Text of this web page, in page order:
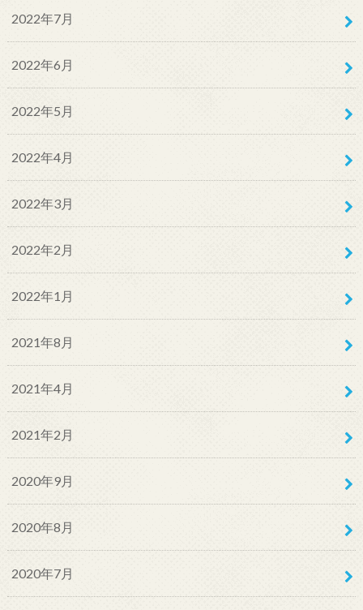
2022年7月
2022年6月
2022年5月
2022年4月
2022年3月
2022年2月
2022年1月
2021年8月
2021年4月
2021年2月
2020年9月
2020年8月
2020年7月